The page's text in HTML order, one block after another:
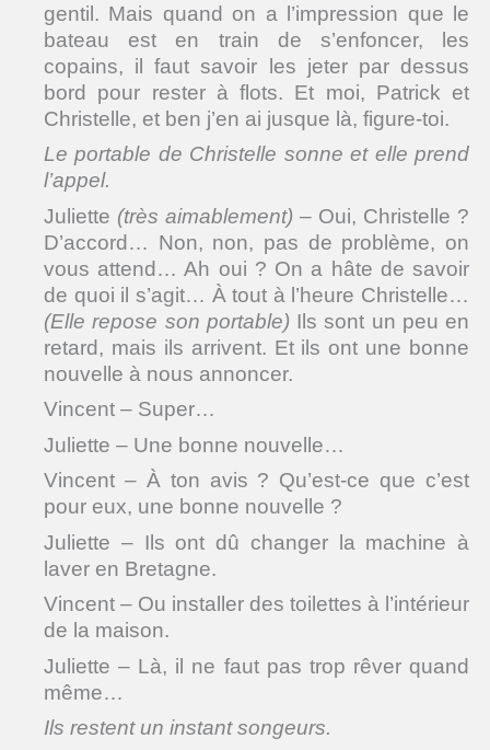
gentil. Mais quand on a l’impression que le
bateau est en train de s’enfoncer, les
copains, il faut savoir les jeter par dessus
bord pour rester à flots. Et moi, Patrick et
Christelle, et ben j’en ai jusque là, figure-toi.
Le portable de Christelle sonne et elle prend
l’appel.
Juliette (très aimablement) – Oui, Christelle ?
D’accord… Non, non, pas de problème, on
vous attend… Ah oui ? On a hâte de savoir
de quoi il s’agit… À tout à l’heure Christelle…
(Elle repose son portable) Ils sont un peu en
retard, mais ils arrivent. Et ils ont une bonne
nouvelle à nous annoncer.
Vincent – Super…
Juliette – Une bonne nouvelle…
Vincent – À ton avis ? Qu’est-ce que c’est
pour eux, une bonne nouvelle ?
Juliette – Ils ont dû changer la machine à
laver en Bretagne.
Vincent – Ou installer des toilettes à l’intérieur
de la maison.
Juliette – Là, il ne faut pas trop rêver quand
même…
Ils restent un instant songeurs.